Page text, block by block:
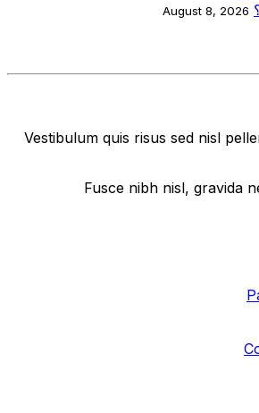
August 8, 2026
Vestibulum quis risus sed nisl
Fusce nibh nisl, gravida